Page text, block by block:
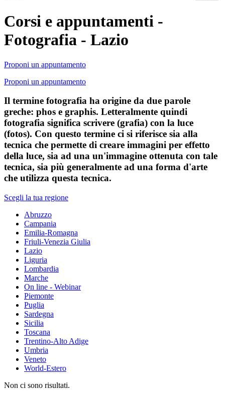
Corsi e appuntamenti -
Fotografia - Lazio
Proponi un appuntamento
Proponi un appuntamento
Il termine fotografia ha origine da due parole
greche: phos e graphis. Letteralmente quindi
fotografia significa scrivere (grafia) con la luce
(fotos). Con questo termine ci si riferisce sia alla
tecnica che permette di creare immagini per effetto
della luce, sia ad una un'immagine ottenuta con tale
tecnica, sia più generalmente ad una forma d'arte
che utilizza questa tecnica.
Scegli la tua regione
Abruzzo
Campania
Emilia-Romagna
Friuli-Venezia Giulia
Lazio
Liguria
Lombardia
Marche
On line - Webinar
Piemonte
Puglia
Sardegna
Sicilia
Toscana
Trentino-Alto Adige
Umbria
Veneto
World-Estero
Non ci sono risultati.